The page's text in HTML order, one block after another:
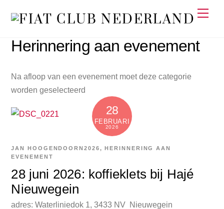
Herinnering aan evenement
Na afloop van een evenement moet deze categorie
worden geselecteerd
28
FEBRUARI
2026
28 juni 2026: koffieklets bij Hajé
Nieuwegein
JAN HOOGENDOORN2026,HERINNERING AAN
EVENEMENT
adres: Waterliniedok 1, 3433 NV Nieuwegein